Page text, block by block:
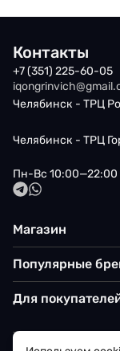
Контакты
+7 (351) 225-60-05
Челябинск - ТРЦ
Челябинск - ТРЦ
Пн-Вс 10:00—22:00
Магазин
Популярные
Для